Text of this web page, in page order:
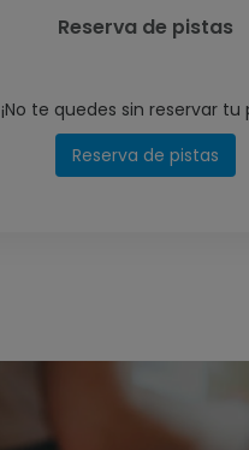
Reserva de pistas
¡No te quedes sin reservar tu
Reserva de pistas